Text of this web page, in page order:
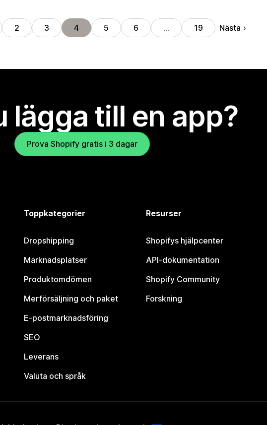
2 3 4 5 6 … 19 Nästa
lägga till en app?
Prova Shopify gratis i 3 dagar
Toppkategorier
Dropshipping
Marknadsplatser
Produktomdömen
Merförsäljning och paket
E-postmarknadsföring
SEO
Leverans
Valuta och språk
Resurser
Shopifys hjälpcenter
API-dokumentation
Shopify Community
Forskning